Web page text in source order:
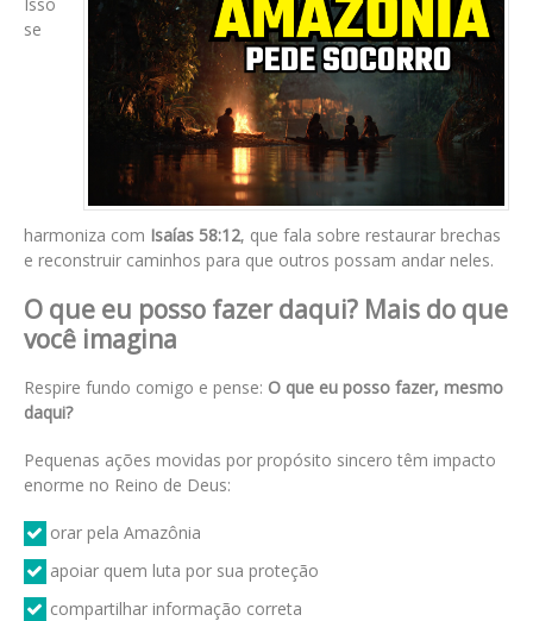
Isso
se
harmoniza com Isaías 58:12, que fala sobre restaurar brechas
e reconstruir caminhos para que outros possam andar neles.
O que eu posso fazer daqui? Mais do que
você imagina
Respire fundo comigo e pense: O que eu posso fazer, mesmo
daqui?
Pequenas ações movidas por propósito sincero têm impacto
enorme no Reino de Deus:
orar pela Amazônia
apoiar quem luta por sua proteção
compartilhar informação correta